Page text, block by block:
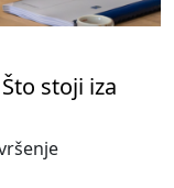
stoji iza